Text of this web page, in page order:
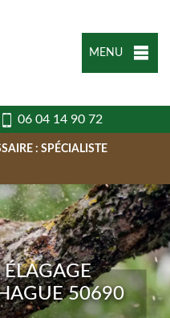
MENU
06 04 14 90 72
: SPÉCIALISTE
ÉLAGAGE
50690